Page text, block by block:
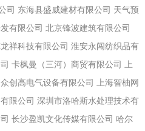
司 东海县盛威建材有限公司 天气预
有限公司 北京锋波建筑有限公司
祥科技有限公司 淮安永闯纺织品有
卡枫曼（三河）商贸有限公司
上
创高电气设备有限公司
上海智柚网
限公司 深圳市洛哈斯水处理技术有
长沙盈凯文化传媒有限公司 哈尔